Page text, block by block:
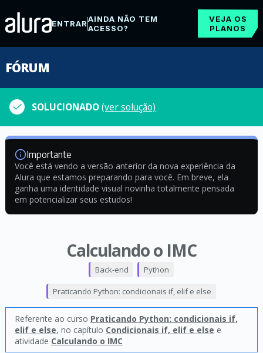
ENTRARAINDA NÃO TEM
ACESSO?
VEJA OS
PLANOS
FÓRUM
SOLUCIONADO(ver solução)
Importante
Você está vendo a versão anterior da nova experiência da
Alura que estamos preparando para você. Em breve, ela
ganha uma identidade visual novinha totalmente pensada
em potencializar seus estudos!
Calculando o IMC
Back-end Python
Praticando Python: condicionais if, elif e else
Referente ao curso Praticando Python: condicionais if,
elif e else, no capítulo Condicionais if, elif e else e
atividade Calculando o IMC